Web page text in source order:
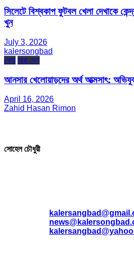
সিলেটে বিশ্বকাপ ফুটবল খেলা দেখাকে
খুন
July 3, 2026
kalersongbad
খেলা সারা দেশ
আনসার খেলোয়াড়দের অর্থ আত্মসাৎ:
April 16, 2026
Zahid Hasan Rimon
সোহেল চৌধুরী